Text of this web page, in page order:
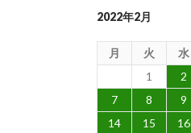
2022年2月
月 火 水
1
2
7
8 9
14
15 16